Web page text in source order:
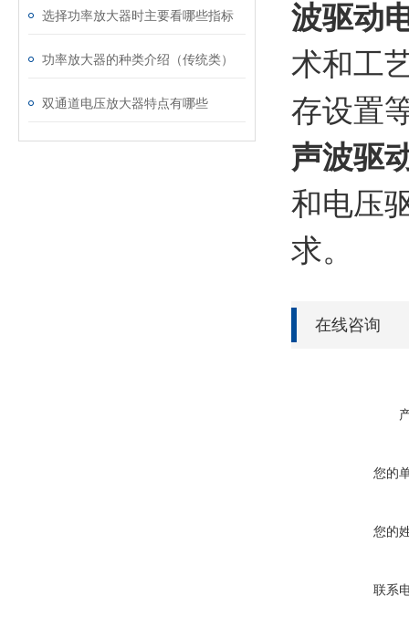
选择功率放大器时主要看哪些指标
功率放大器的种类介绍（传统类）
双通道电压放大器特点有哪些
波驱动
术和工
存设置
声波驱
和电压
求。
在线咨询
您的
您的
联系